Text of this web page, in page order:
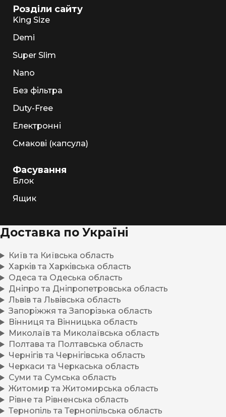
Розділи сайту
King Size
Demi
Super Slim
Nano
Без фільтра
Duty-Free
Електронні
Смакові (капсула)
Фасування
Блок
Ящик
Доставка по Україні
Київ та Київська область
Харків та Харківська область
Одеса та Одеська область
Дніпро та Дніпропетровська область
Львів та Львівська область
Запоріжжя та Запорізька область
Вінниця та Вінницька область
Миколаїв та Миколаївська область
Полтава та Полтавська область
Чернігів та Чернігівська область
Черкаси та Черкаська область
Суми та Сумська область
Житомир та Житомирська область
Рівне та Рівненська область
Тернопіль та Тернопільська область